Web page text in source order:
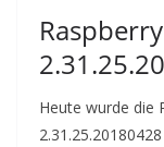
Heute wurde die